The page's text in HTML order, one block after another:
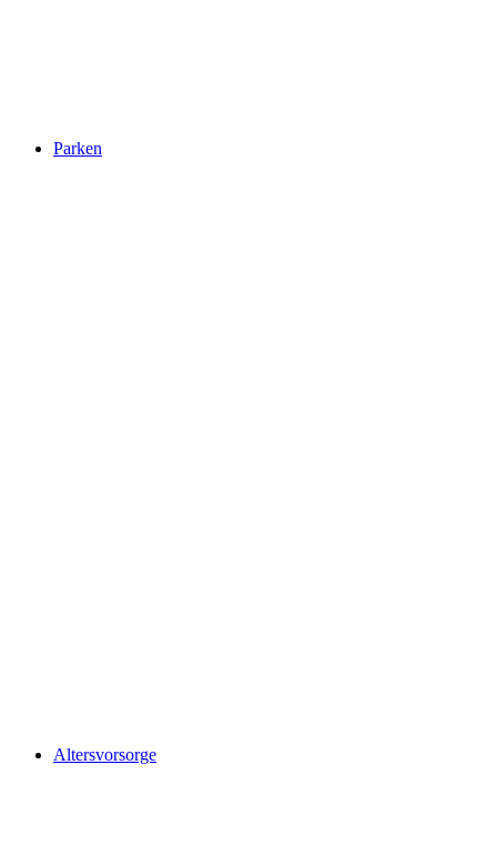
Parken
Altersvorsorge